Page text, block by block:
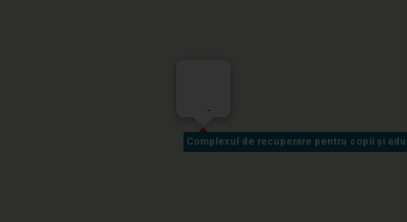
Complexul de recuperare pentru copii și
Complexul de recuperare pentru copii și
-